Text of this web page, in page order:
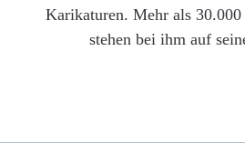
Karikaturen. Mehr als
stehen bei ihm auf